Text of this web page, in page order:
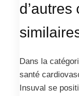
Dans la
santé
Insuval se